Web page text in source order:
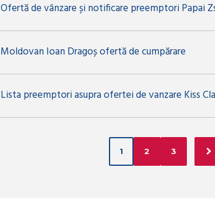
Ofertă de vânzare și notificare preemptori Papai
Moldovan Ioan Dragoș ofertă de cumpărare
Lista preemptori asupra ofertei de vanzare Kiss
1 2 3